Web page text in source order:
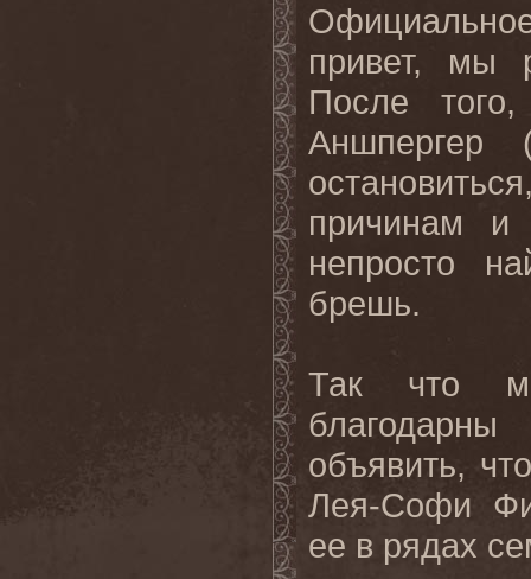
привет, мы
После
Аншпергер
причинам и
непросто
брешь.
Так что
объявить,
Лея-Софи
ее в рядах